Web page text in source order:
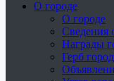
О городе
О городе
Сведения
Награды
Герб